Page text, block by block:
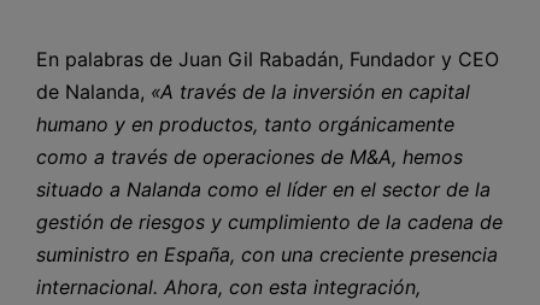
En palabras de Juan Gil Rabadán, Fundador y CEO
de Nalanda, «A través de la inversión en capital
humano y en productos, tanto orgánicamente
como a través de operaciones de M&A, hemos
situado a Nalanda como el líder en el sector de la
gestión de riesgos y cumplimiento de la cadena de
suministro en España, con una creciente presencia
internacional. Ahora, con esta integración,